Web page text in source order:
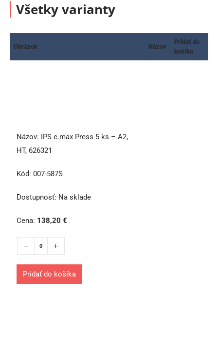
Všetky varianty
Obrázok Názov
Pridať do
košíka
Názov:
IPS e.max Press 5 ks – A2,
HT, 626321
Kód: 007-587S
Dostupnosť: Na sklade
Cena: 138,20 €
Pridať do košíka